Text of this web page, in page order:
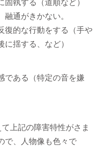
執する（道順など）
通がきかない。
復的な行動をする（手や
揺する、など）
である（特定の音を嫌
上記の障害特性がさま
で、人物像も色々で